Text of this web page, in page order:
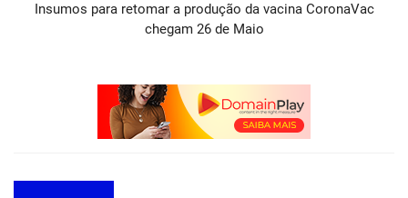
Insumos para retomar a produção da vacina CoronaVac
chegam 26 de Maio